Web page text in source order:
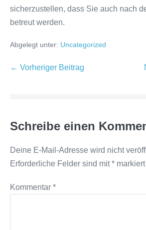
sicherzustellen, dass Sie auch nach
betreut werden.
Abgelegt unter: Uncategorized
Beitragsnavigation
← Vorheriger Beitrag
Schreibe einen
Deine E-Mail-Adresse wird nicht
Erforderliche Felder sind mit* markiert
Kommentar *